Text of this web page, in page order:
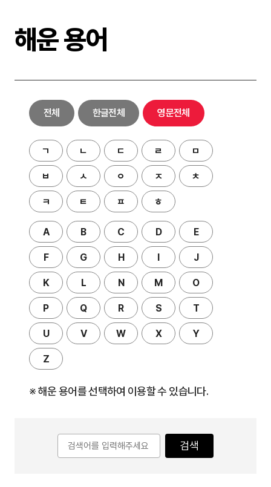
해운 용어
전체 한글전체 영문전체
ㄱ ㄴ ㄷ ㄹ ㅁ
ㅂ ㅅ ㅇ ㅈ ㅊ
ㅋ ㅌ ㅍ ㅎ
A B C D E
F G H I J
K L N M O
P Q R S T
U V W X Y
Z
※ 해운 용어를 선택하여 이용할 수 있습니다.
검색